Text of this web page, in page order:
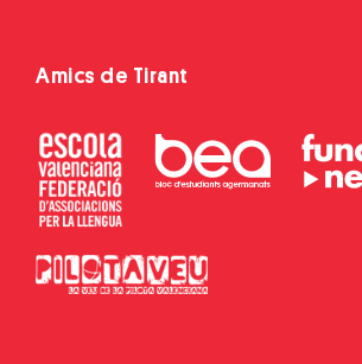
Amics de Tirant